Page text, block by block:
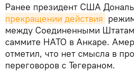
Ранее президент США
прекращении действия
между Соединенными
саммите НАТО в Анкаре.
отметил, что нет смысла в
переговоров с Тегераном.